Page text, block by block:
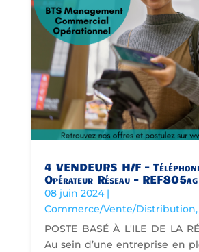
4 VENDEURS H/F –
Opérateur Réseau – REF805ag
08 juin 2024|
Commerce/Vente/Distribution,
POSTE BASÉ À L'ILE DE LA
Au sein d’une entreprise en